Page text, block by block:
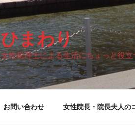
ひまわり
女性税理士による生活にちょっと役立
お問い合わせ 女性院長・院長夫人の